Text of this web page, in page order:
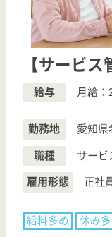
こちらの施設のそ
作業療法士 パート(日勤のみ)
給与
時給：1,500
職種
リハビリ職
給料多め 未経験OK
作業療法士 正社員(日勤のみ)
給与
月給：
未経験OK 賞与4か月以
育休・産休
駅徒歩10